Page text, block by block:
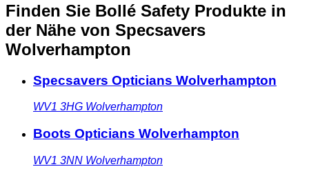
Finden Sie Bollé Safety Produkte in
der Nähe von Specsavers
Wolverhampton
Specsavers Opticians Wolverhampton
WV1 3HG Wolverhampton
Boots Opticians Wolverhampton
WV1 3NN Wolverhampton